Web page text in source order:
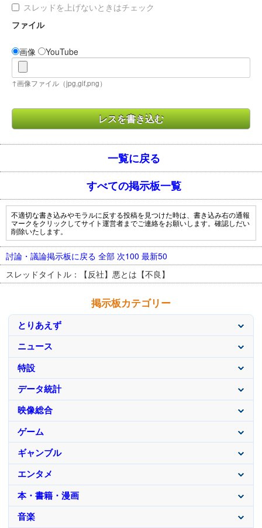
スレッドを上げないときはチェック
ファイル
画像 YouTube
↑画像ファイル（jpg,gif,png）
一覧に戻る
すべての掲示板一覧
不適切な書き込みやモラルに反する投稿を見つけた時は、書き込み右の通報
マークをクリックしてサイト運営者までご連絡をお願いします。確認しだい
削除いたします。
討論・議論掲示板に戻る 全部 次100 最新50
スレッドタイトル：【反社】悪とは【不良】
掲示板カテゴリー
とりあえず
ニュース
特設
データ統計
映像総合
ゲーム
ギャンブル
エンタメ
本・書籍・漫画
音楽